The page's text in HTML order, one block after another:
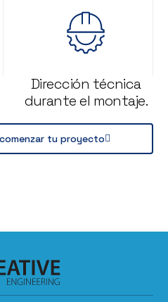
Dirección técnica
durante el montaje.
tu proyecto